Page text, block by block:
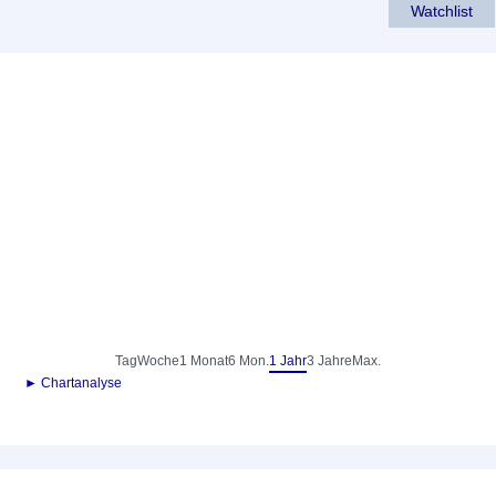
Watchlist
TagWoche1 Monat6 Mon.1 Jahr3 Jahre Max.
► Chartanalyse